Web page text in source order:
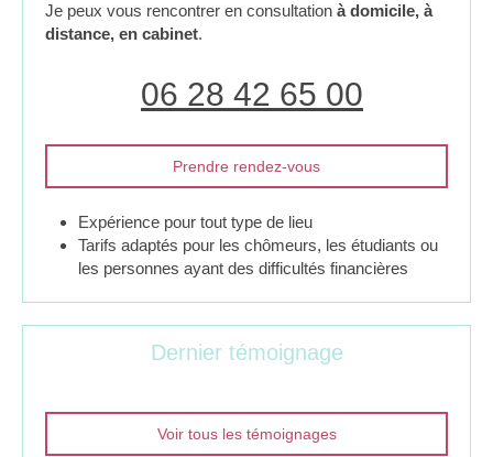
Je peux vous rencontrer en consultation à domicile, à
distance, en cabinet.
06 28 42 65 00
Prendre rendez-vous
Expérience pour tout type de lieu
Tarifs adaptés pour les chômeurs, les étudiants ou
les personnes ayant des difficultés financières
Dernier témoignage
Voir tous les témoignages